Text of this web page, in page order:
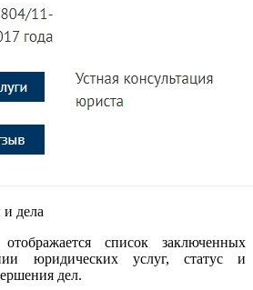
дела
список заключенных
юридических услуг, статус и
дел.